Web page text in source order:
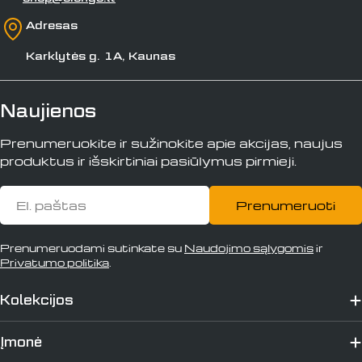
Adresas
Karklytės g. 1A, Kaunas
Kolekcijos
Įmonė
Naujienos
Prenumeruokite ir sužinokite apie akcijas, naujus
produktus ir išskirtiniai pasiūlymus pirmieji.
El.
paštas
Prenumeruoti
Prenumeruodami sutinkate su Naudojimo sąlygomisir
Privatumo politika